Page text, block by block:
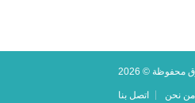
محفوظة © 2026
من نحن اتصل بنا